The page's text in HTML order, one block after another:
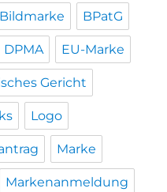
Bildmarke BPatG
DPMA EU-Marke
Gericht
Logo
Marke
Markenanmeldung